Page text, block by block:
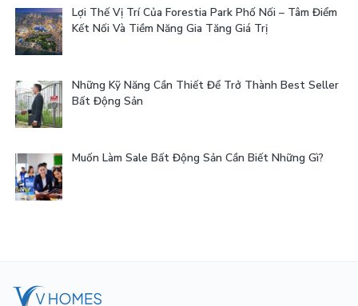
Lợi Thế Vị Trí Của Forestia Park Phố Nối – Tâm Điểm
Kết Nối Và Tiềm Năng Gia Tăng Giá Trị
Những Kỹ Năng Cần Thiết Để Trở Thành Best Seller
Bất Động Sản
Muốn Làm Sale Bất Động Sản Cần Biết Những Gì?